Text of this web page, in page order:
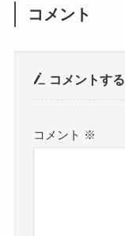
コメント
コメントする
コメント ※